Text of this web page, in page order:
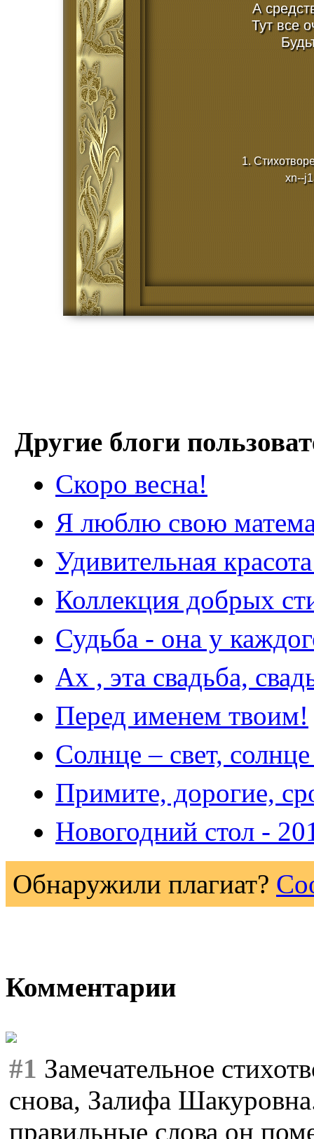
А
Тут все
1.
xn--
Другие блоги
Скоро весна!
Я люблю свою
Удивительная
Коллекция добрых
Судьба - она у
Ах , эта свадьба,
Перед именем твоим!
Солнце – свет,
Примите, дорогие,
Новогодний стол -
Обнаружили плагиат?
Комментарии
#1 Замечательное
снова, Залифа
правильные слова он